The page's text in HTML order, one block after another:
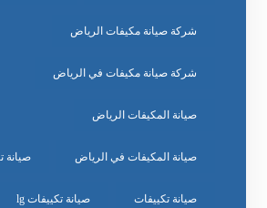
شركة صيانة مكيفات الرياض
شركة صيانة مكيفات في الرياض
صيانة المكيفات الرياض
صيانة المكيفات في الرياض صيانة
صيانة تكييفات صيانة تكييفات lg